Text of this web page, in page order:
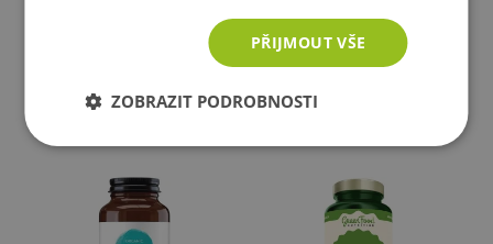
Vložit do košíku
sklademihned k expedici
Vložit do košíku
PŘIJMOUT VŠE
ZOBRAZIT PODROBNOSTI